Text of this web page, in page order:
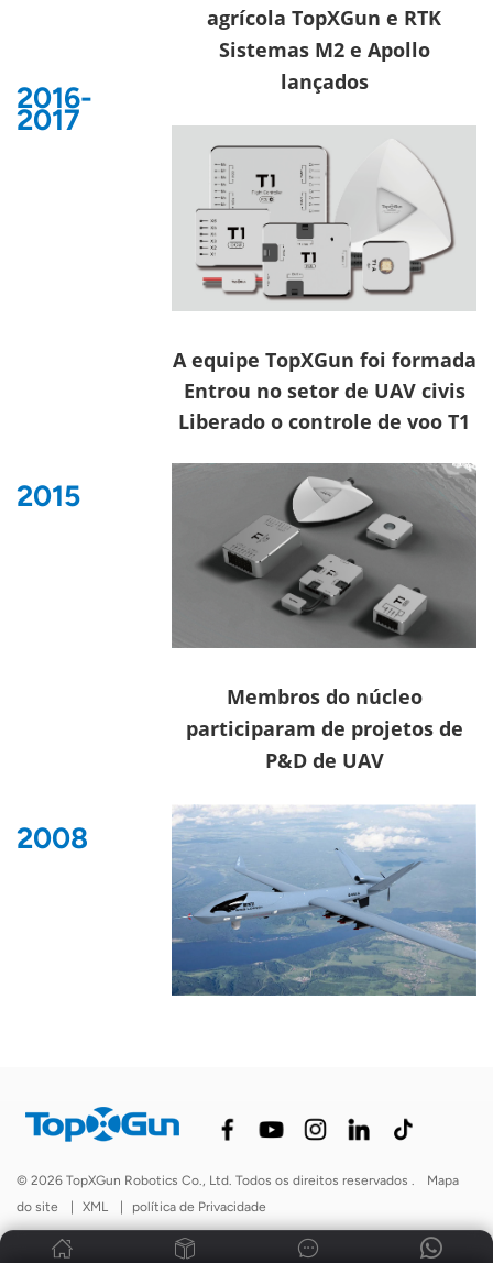
2016-
2017
agrícola TopXGun e RTK
Sistemas M2 e Apollo
lançados
2015
A equipe TopXGun foi formada
Entrou no setor de UAV civis
Liberado o controle de voo T1
2008
Membros do núcleo
participaram de projetos de
P&D de UAV
© 2026 TopXGun Robotics Co., Ltd. Todos os direitos reservados .
Mapa
do site
| XML | política de Privacidade